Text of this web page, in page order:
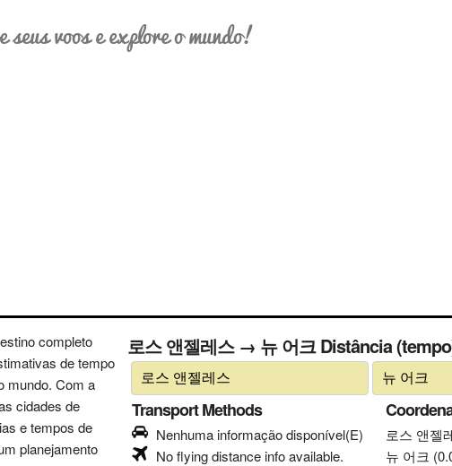
seus voos e explore o mundo!
completo
de tempo
mundo. Com a
cidades de
e tempos de
planejamento
로스 앤젤레스 → 뉴 어크 Distância
Transport Methods
Nenhuma informação disponível(E)
No flying distance info available.
로스 앤젤
뉴 어크